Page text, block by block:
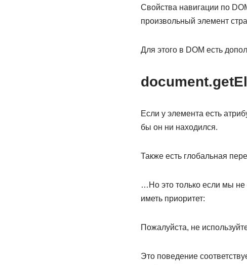
Свойства навигации по
произвольный элемент
Для этого в DOM есть
Если у элемента есть
бы он ни находился.
Также есть глобальная
…Но это только если мы
иметь приоритет:
Пожалуйста, не
Это поведение